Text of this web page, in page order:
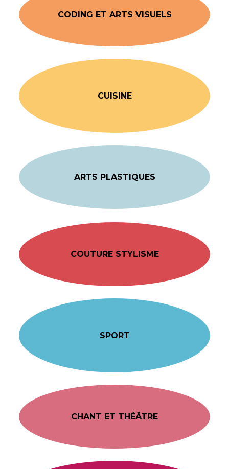
CODING ET ARTS VISUELS
CUISINE
ARTS PLASTIQUES
COUTURE STYLISME
SPORT
CHANT ET THÉÂTRE